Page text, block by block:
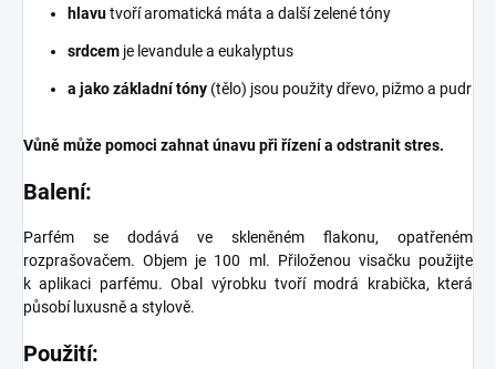
hlavutvoří aromatická máta a další zelené tóny
srdcem je levandule a eukalyptus
a jako základní tóny (tělo) jsou použity dřevo, pižmo a pudr
Vůně může pomoci zahnat únavu při řízení a odstranit stres.
Balení:
Parfém se dodává ve skleněném flakonu, opatřeném
rozprašovačem. Objem je 100 ml. Přiloženou visačku použijte
k aplikaci parfému. Obal výrobku tvoří modrá krabička, která
působí luxusně a stylově.
Použití: